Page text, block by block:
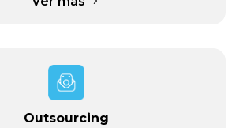
Outsourcing